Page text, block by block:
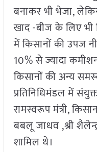
बनाकर भी भेजा,
खाद -बीज के लिए भी
में किसानों की उपज
10% से ज्यादा
किसानों की अन्य
प्रतिनिधिमंडल में
रामस्वरूप मंत्री,
बबलू जाधव ,श्री
शामिल थे।